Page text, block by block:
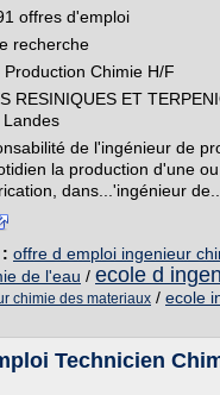
offres d'emploi
recherche
Chimie H/F
RESINIQUES ET
de l'ingénieur de
la production d'une
dans...'ingénieur de...
offre d emploi ingenieur
de l'eau / ecole d
chimie des materiaux / ecole
Technicien